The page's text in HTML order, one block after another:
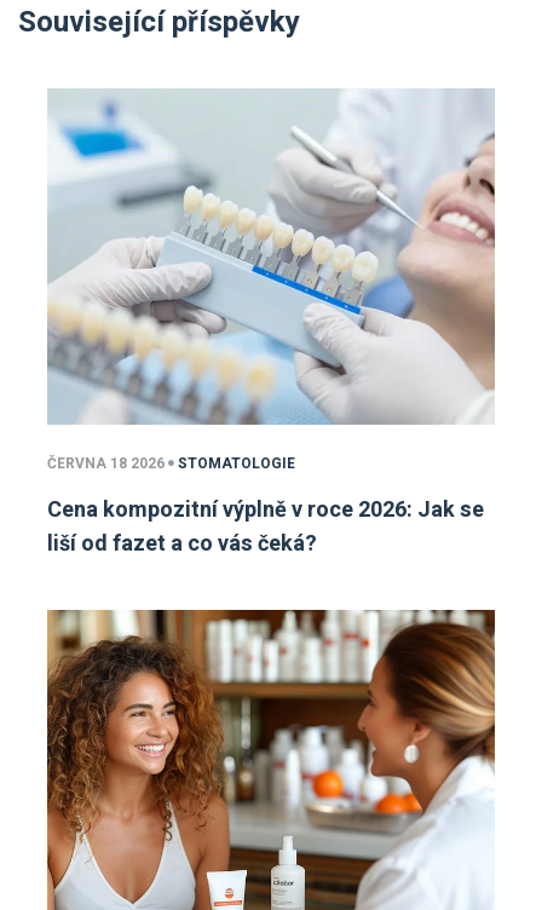
Související příspěvky
ČERVNA 18 2026 STOMATOLOGIE
Cena kompozitní výplně v roce 2026: Jak se
liší od fazet a co vás čeká?